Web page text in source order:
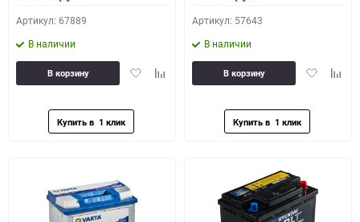
Артикул: 67889
В наличии
ДобавитьДобавить
В корзину
Артикул: 57643
В наличии
Добавить
В корзину